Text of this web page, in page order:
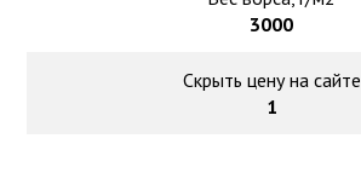
3000
Скрыть цену на сайте
1